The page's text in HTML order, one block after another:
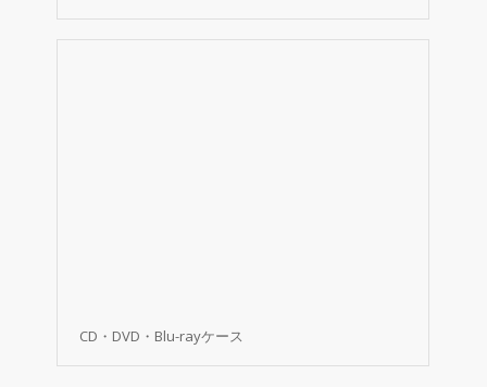
CD・DVD・Blu-rayケース